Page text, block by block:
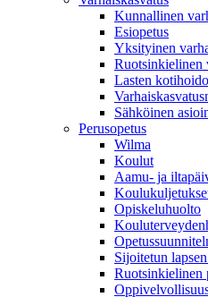
Kunnallinen
Esiopetus
Yksityinen
Ruotsinkielinen
Lasten
Sähköinen
Perusopetus
Wilma
Koulut
Aamu- ja
Opiskeluhuolto
Sijoitetun
Ruotsinkielinen